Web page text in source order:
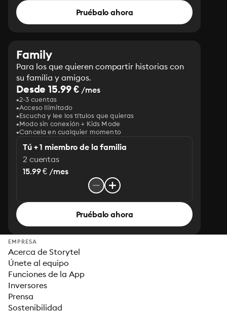
Pruébalo ahora
Family
Para los que quieren compartir historias con
su familia y amigos.
Desde 15.99 € /mes
2-3 cuentas
Acceso Ilimitado
Escucha y lee los títulos que quieras
Modo sin conexión + Kids Mode
Cancela en cualquier momento
Tú + 1 miembro de la familia
2 cuentas
15.99 € /mes
Pruébalo ahora
EMPRESA
Acerca de Storytel
Únete al equipo
Funciones de la App
Inversores
Prensa
Sostenibilidad